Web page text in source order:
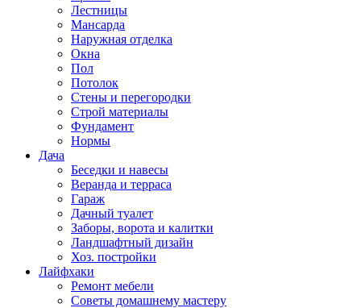
Лестницы
Мансарда
Наружная отделка
Окна
Пол
Потолок
Стены и перегородки
Строй материалы
Фундамент
Нормы
Дача
Беседки и навесы
Веранда и терраса
Гараж
Дачный туалет
Заборы, ворота и калитки
Ландшафтный дизайн
Хоз. постройки
Лайфхаки
Ремонт мебели
Советы домашнему мастеру